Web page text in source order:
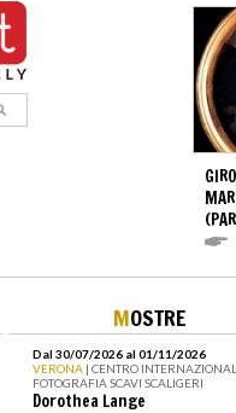
MOSTRE
Dal 30/07/2026 al 01/11/2026
VERONA | CENTRO
FOTOGRAFIA SCAVI SCALIGERI
Dorothea Lange